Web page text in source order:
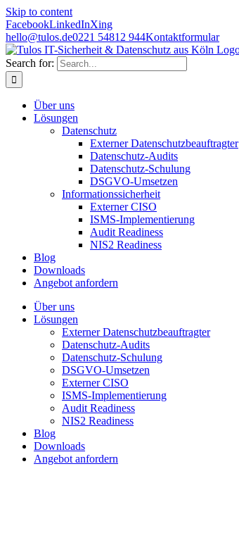
Skip to content
FacebookLinkedInXing
hello@tulos.de0221 54812 944Kontaktformular
Search for:
Über uns
Lösungen
Datenschutz
Externer Datenschutzbeauftragter
Datenschutz-Audits
Datenschutz-Schulung
DSGVO-Umsetzen
Informationssicherheit
Externer CISO
ISMS-Implementierung
Audit Readiness
NIS2 Readiness
Blog
Downloads
Angebot anfordern
Über uns
Lösungen
Externer Datenschutzbeauftragter
Datenschutz-Audits
Datenschutz-Schulung
DSGVO-Umsetzen
Externer CISO
ISMS-Implementierung
Audit Readiness
NIS2 Readiness
Blog
Downloads
Angebot anfordern